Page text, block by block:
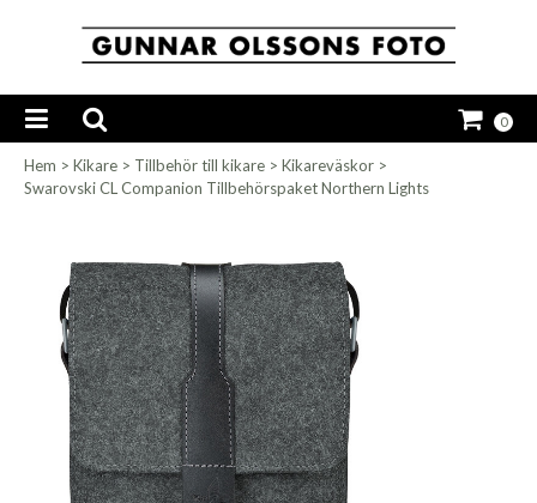
0
Hem > Kikare > Tillbehör till kikare > Kikareväskor >
Swarovski CL Companion Tillbehörspaket Northern Lights